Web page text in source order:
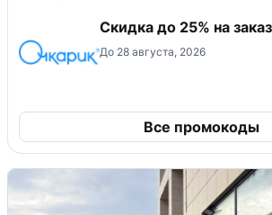
Скидка до 25% на заказ
До 28 августа, 2026
Все промокоды